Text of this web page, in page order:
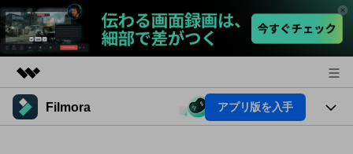
製品 Filmora アプリ版を入手